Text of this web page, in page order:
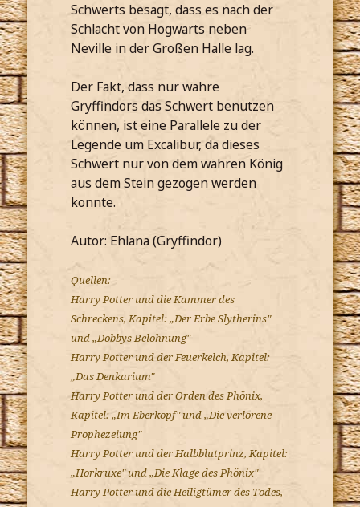
Schwerts besagt, dass es nach der
Schlacht von Hogwarts neben
Neville in der Großen Halle lag.
Der Fakt, dass nur wahre
Gryffindors das Schwert benutzen
können, ist eine Parallele zu der
Legende um Excalibur, da dieses
Schwert nur von dem wahren König
aus dem Stein gezogen werden
konnte.
Autor: Ehlana (Gryffindor)
Quellen:
Harry Potter und die Kammer des
Schreckens, Kapitel: „Der Erbe Slytherins"
und „Dobbys Belohnung"
Harry Potter und der Feuerkelch, Kapitel:
„Das Denkarium"
Harry Potter und der Orden des Phönix,
Kapitel: „Im Eberkopf" und „Die verlorene
Prophezeiung"
Harry Potter und der Halbblutprinz, Kapitel:
„Horkruxe" und „Die Klage des Phönix"
Harry Potter und die Heiligtümer des Todes,